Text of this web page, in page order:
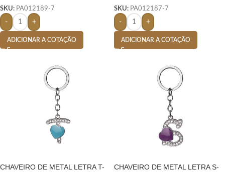
SKU: PA012189-7
- +
ADICIONAR A COTAÇÃO
SKU: PA012187-7
- +
ADICIONAR A COTAÇÃO
CHAVEIRO DE METAL LETRA T-
CHAVEIRO DE METAL LETRA S-